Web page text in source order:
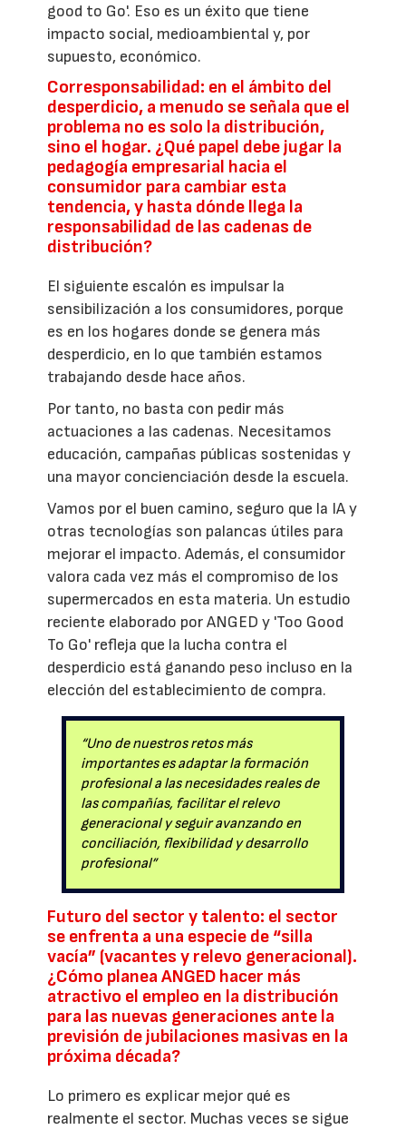
good to Go'. Eso es un éxito que tiene
impacto social, medioambiental y, por
supuesto, económico.
Corresponsabilidad: en el ámbito del
desperdicio, a menudo se señala que el
problema no es solo la distribución,
sino el hogar. ¿Qué papel debe jugar la
pedagogía empresarial hacia el
consumidor para cambiar esta
tendencia, y hasta dónde llega la
responsabilidad de las cadenas de
distribución?
El siguiente escalón es impulsar la
sensibilización a los consumidores, porque
es en los hogares donde se genera más
desperdicio, en lo que también estamos
trabajando desde hace años.
Por tanto, no basta con pedir más
actuaciones a las cadenas. Necesitamos
educación, campañas públicas sostenidas y
una mayor concienciación desde la escuela.
Vamos por el buen camino, seguro que la IA y
otras tecnologías son palancas útiles para
mejorar el impacto. Además, el consumidor
valora cada vez más el compromiso de los
supermercados en esta materia. Un estudio
reciente elaborado por ANGED y 'Too Good
To Go' refleja que la lucha contra el
desperdicio está ganando peso incluso en la
elección del establecimiento de compra.
“Uno de nuestros retos más
importantes es adaptar la formación
profesional a las necesidades reales de
las compañías, facilitar el relevo
generacional y seguir avanzando en
conciliación, flexibilidad y desarrollo
profesional”
Futuro del sector y talento: el sector
se enfrenta a una especie de “silla
vacía” (vacantes y relevo generacional).
¿Cómo planea ANGED hacer más
atractivo el empleo en la distribución
para las nuevas generaciones ante la
previsión de jubilaciones masivas en la
próxima década?
Lo primero es explicar mejor qué es
realmente el sector. Muchas veces se sigue